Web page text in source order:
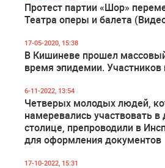
Протест партии «Шор»
Театра оперы и балета
17-05-2020, 15:38
В Кишиневе прошел
время эпидемии. Участников
6-11-2022, 13:54
Четверых молодых людей,
намеревались участвовать
столице, препроводили в
для оформления документов
17-10-2022, 15:31